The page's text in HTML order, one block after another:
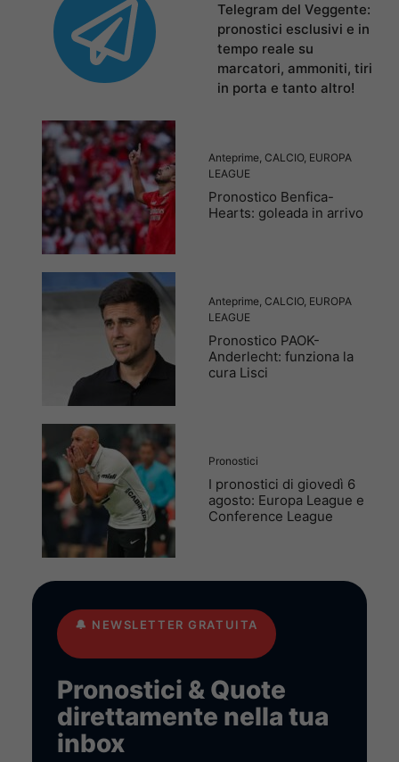
Telegram del Veggente:
pronostici esclusivi e in
tempo reale su
marcatori, ammoniti, tiri
in porta e tanto altro!
Anteprime CALCIO, EUROPA
LEAGUE
Pronostico Benfica-
Hearts: goleada in arrivo
Anteprime CALCIO, EUROPA
LEAGUE
Pronostico PAOK-
Anderlecht: funziona la
cura Lisci
Pronostici
I pronostici di giovedì 6
agosto: Europa League e
Conference League
🔔 NEWSLETTER GRATUITA
Pronostici & Quote
direttamente nella tua
inbox